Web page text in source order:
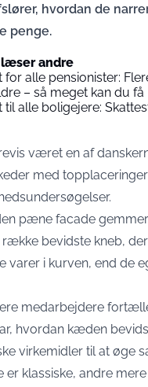
hvordan de
penge.
læser andre
for alle pensionister:
– så meget kan du få
til alle boligejere:
været en af
med
pæne facade
række bevidste kneb,
varer i kurven, end de
medarbejdere
, hvordan kæden
virkemidler til at øge
er klassiske, andre